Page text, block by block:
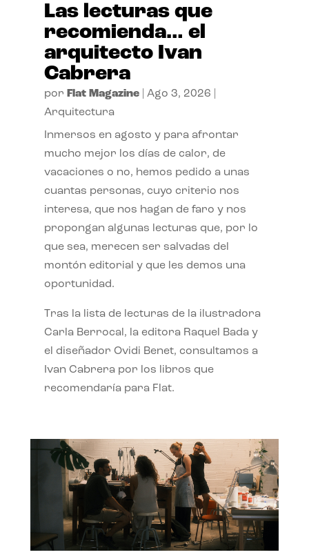
Las lecturas que
recomienda… el
arquitecto Ivan
Cabrera
por Flat Magazine| Ago 3, 2026
Arquitectura
Inmersos en agosto y para afrontar
mucho mejor los días de calor, de
vacaciones o no, hemos pedido a unas
cuantas personas, cuyo criterio nos
interesa, que nos hagan de faro y nos
propongan algunas lecturas que, por lo
que sea, merecen ser salvadas del
montón editorial y que les demos una
oportunidad.
Tras la lista de lecturas de la ilustradora
Carla Berrocal, la editora Raquel Bada y
el diseñador Ovidi Benet, consultamos a
Ivan Cabrera por los libros que
recomendaría para Flat.